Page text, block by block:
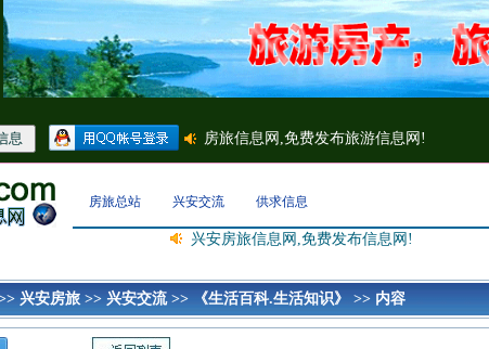
房旅总站 兴安交流 供求信息
兴安房旅信息网,免费发布信息网!
兴安房旅 >> 兴安交流>> 《生活百科.生活知识》 >> 内容